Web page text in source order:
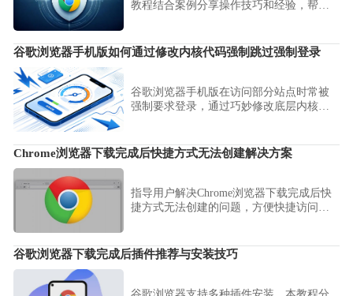
教程结合案例分享操作技巧和经验，帮助
谷歌浏览器手机版如何通过修改内核代码强制跳过强制登录
谷歌浏览器手机版在访问部分站点时常被
强制要求登录，通过巧妙修改底层内核配
畅的网页浏览体验。
Chrome浏览器下载完成后快捷方式无法创建解决方案
指导用户解决Chrome浏览器下载完成后快
捷方式无法创建的问题，方便快捷访问浏
谷歌浏览器下载完成后插件推荐与安装技巧